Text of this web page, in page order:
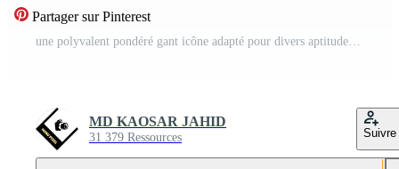
Partager sur Pinterest
une polyvalent pondéré gant icône adapté pour divers aptitude routines. Vidéo Gratuite
MD KAOSAR JAHID
31 379 Ressources Suivre